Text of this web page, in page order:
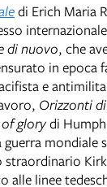
di Erich Maria
di nuovo, che
in epoca
e
Orizzonti
glorydi
alle linee